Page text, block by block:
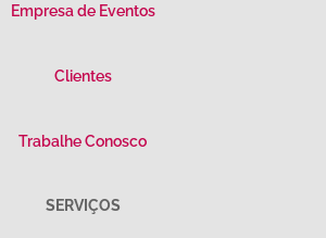
Empresa de Eventos
Clientes
Trabalhe Conosco
SERVIÇOS